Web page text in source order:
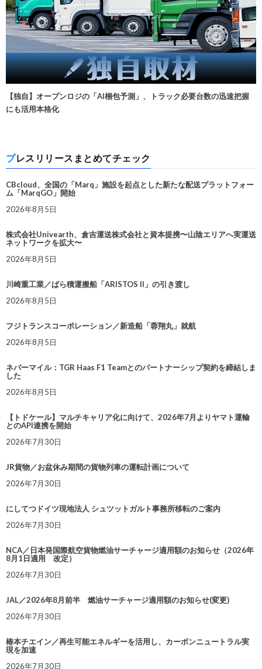
【独自】オープンロジの「AI梱包予測」、トラック必要台数の迅速把握
にも活用本格化
プレスリリースまとめてチェック
CBcloud、全国の「Marq」施設を起点とした新たな配送プラットフォー
ム「MarqGO」開始
2026年8月5日
株式会社Univearth、倉吉運送株式会社と資本提携〜山陰エリアへ実運送
ネットワークを拡大〜
2026年8月5日
川崎重工業／ばら積運搬船「ARISTOS II」の引き渡し
2026年8月5日
フジトランスコーポレーション／新造船「蓉翔丸」就航
2026年8月5日
ネバーマイル：TGR Haas F1 Teamとのパートナーシップ契約を締結しま
した
2026年8月5日
【トドケール】マルチキャリア化に向けて、2026年7月よりヤマト運輸
とのAPI連携を開始
2026年7月30日
JR貨物／お盆休み期間の貨物列車の運転計画について
2026年7月30日
にしてつドイツ現地法人 シュツットガルト事務所移転のご案内
2026年7月30日
NCA／日本発国際航空貨物燃油サーチャージ適用額のお知らせ（2026年
8月1日適用 改定）
2026年7月30日
JAL／2026年8月前半 燃油サーチャージ適用額のお知らせ(変更)
2026年7月30日
椿本チエイン／再生可能エネルギーを活用し、カーボンニュートラル実
現を加速
2026年7月30日